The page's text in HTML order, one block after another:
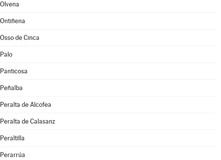
Olvena
Ontiñena
Osso de Cinca
Palo
Panticosa
Peñalba
Peralta de Alcofea
Peralta de Calasanz
Peraltilla
Perarrúa